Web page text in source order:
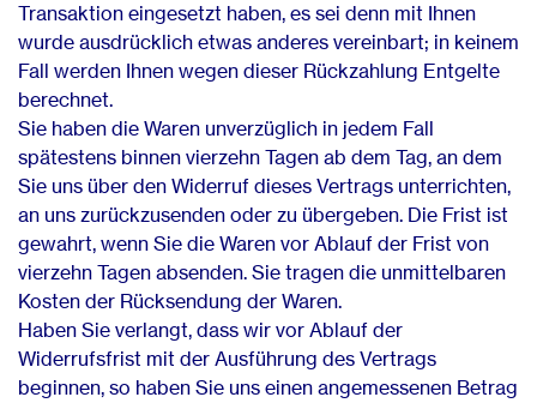
Transaktion eingesetzt haben, es sei denn mit Ihnen
wurde ausdrücklich etwas anderes vereinbart; in keinem
Fall werden Ihnen wegen dieser Rückzahlung Entgelte
berechnet.
Sie haben die Waren unverzüglich in jedem Fall
spätestens binnen vierzehn Tagen ab dem Tag, an dem
Sie uns über den Widerruf dieses Vertrags unterrichten,
an uns zurückzusenden oder zu übergeben. Die Frist ist
gewahrt, wenn Sie die Waren vor Ablauf der Frist von
vierzehn Tagen absenden. Sie tragen die unmittelbaren
Kosten der Rücksendung der Waren.
Haben Sie verlangt, dass wir vor Ablauf der
Widerrufsfrist mit der Ausführung des Vertrags
beginnen, so haben Sie uns einen angemessenen Betrag